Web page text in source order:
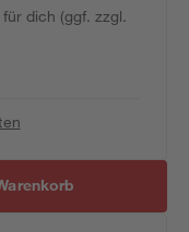
dich (ggf. zzgl.